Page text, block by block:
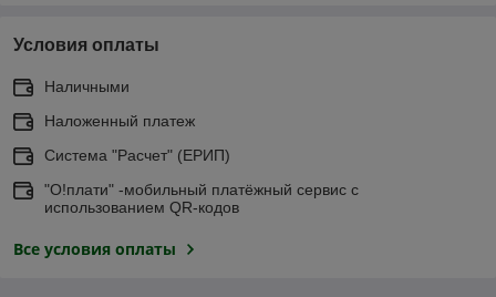
Условия оплаты
Наличными
Наложенный платеж
Система "Расчет" (ЕРИП)
"О!плати" -мобильный платёжный сервис с
использованием QR-кодов
Все условия оплаты